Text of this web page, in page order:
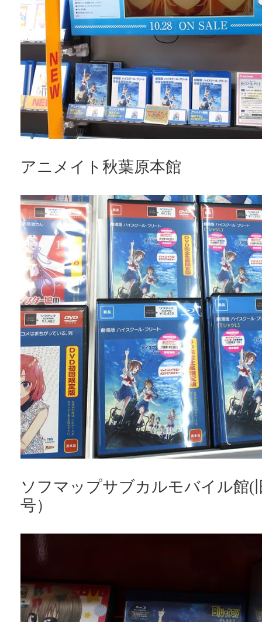
アニメイト秋葉原本館
ソフマップサブカルモバイル館(
号）